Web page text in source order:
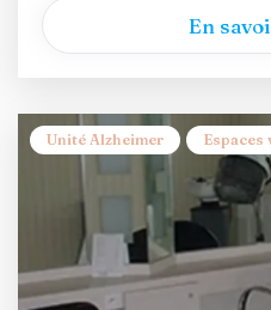
En
Unité Alzheimer Espaces